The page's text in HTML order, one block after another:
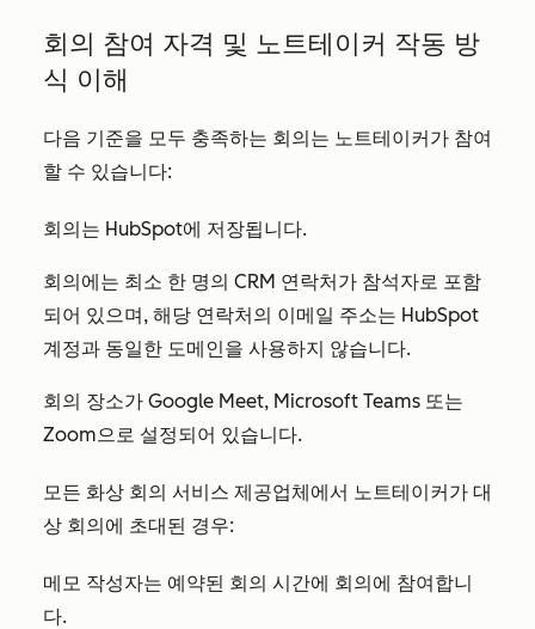
회의 참여 자격 및 노트테이커 작동 방
식 이해
다음 기준을 모두 충족하는 회의는 노트테이커가 참여
할 수 있습니다:
회의는 HubSpot에 저장됩니다.
회의에는 최소 한 명의 CRM 연락처가 참석자로 포함
되어 있으며, 해당 연락처의 이메일 주소는 HubSpot
계정과 동일한 도메인을 사용하지 않습니다.
회의 장소가 Google Meet, Microsoft Teams 또는
Zoom으로 설정되어 있습니다.
모든 화상 회의 서비스 제공업체에서 노트테이커가 대
상 회의에 초대된 경우:
메모 작성자는 예약된 회의 시간에 회의에 참여합니
다.